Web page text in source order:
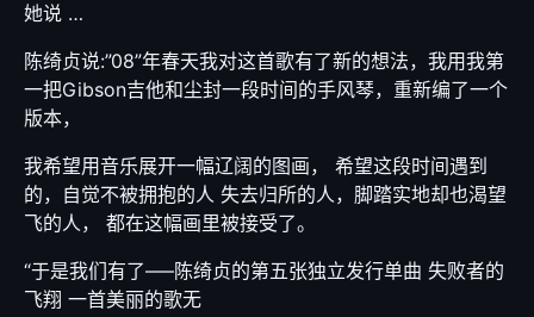
她说 …
陈绮贞说:”08”年春天我对这首歌有了新的想法，我用我第
一把Gibson吉他和尘封一段时间的手风琴，重新编了一个
版本，
我希望用音乐展开一幅辽阔的图画， 希望这段时间遇到
的，自觉不被拥抱的人 失去归所的人，脚踏实地却也渴望
飞的人， 都在这幅画里被接受了。
“于是我们有了—–陈绮贞的第五张独立发行单曲 失败者的
飞翔 一首美丽的歌无